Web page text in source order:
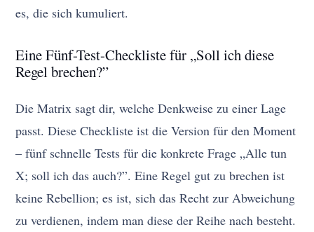
es, die sich kumuliert.
Eine Fünf-Test-Checkliste für „Soll ich diese
Regel brechen?”
Die Matrix sagt dir, welche Denkweise zu einer Lage
passt. Diese Checkliste ist die Version für den Moment
– fünf schnelle Tests für die konkrete Frage „Alle tun
X; soll ich das auch?”. Eine Regel gut zu brechen ist
keine Rebellion; es ist, sich das Recht zur Abweichung
zu verdienen, indem man diese der Reihe nach besteht.